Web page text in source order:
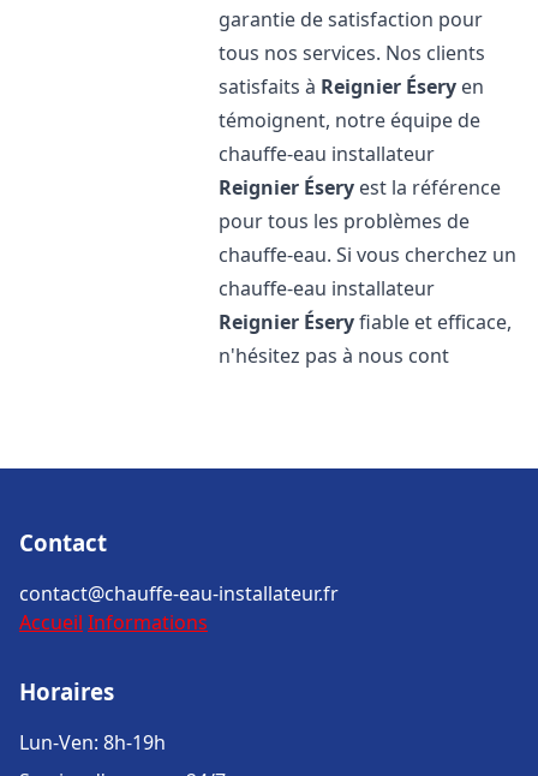
garantie de satisfaction pour
tous nos services. Nos clients
satisfaits à Reignier Ésery en
témoignent, notre équipe de
chauffe-eau installateur
Reignier Ésery est la référence
pour tous les problèmes de
chauffe-eau. Si vous cherchez un
chauffe-eau installateur
Reignier Éseryfiable et efficace,
n'hésitez pas à nous cont
Contact
contact@chauffe-eau-installateur.fr
Accueil Informations
Horaires
Lun-Ven: 8h-19h